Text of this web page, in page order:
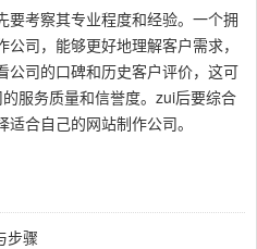
要考察其专业程度和经验。一个拥
司，能够更好地理解客户需求，
公司的口碑和历史客户评价，这可
服务质量和信誉度。zui后要综合
合自己的网站制作公司。
步骤